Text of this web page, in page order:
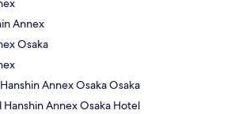
Annex
Osaka
Annex Osaka Osaka
Hanshin Annex Osaka Hotel